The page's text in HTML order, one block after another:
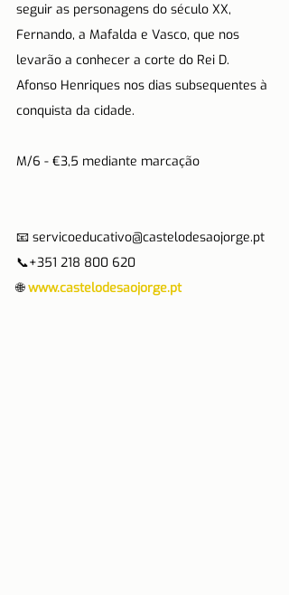
seguir as personagens do século XX,
Fernando, a Mafalda e Vasco, que nos
levarão a conhecer a corte do Rei D.
Afonso Henriques nos dias subsequentes à
conquista da cidade.
M/6 - €3,5 mediante marcação
📧 servicoeducativo@castelodesaojorge.pt
📞+351 218 800 620
🌐 www.castelodesaojorge.pt